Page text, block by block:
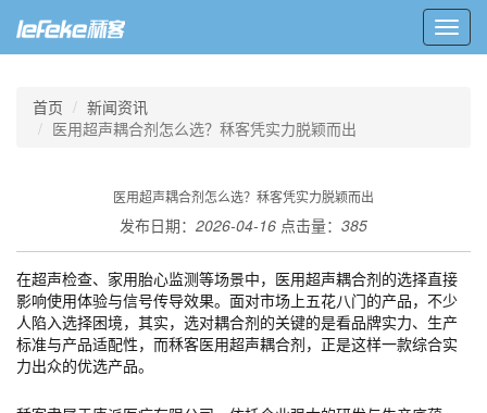
首页
新闻资讯
医用超声耦合剂怎么选？秝客凭实力脱颖而出
医用超声耦合剂怎么选？秝客凭实力脱颖而出
发布日期： 2026-04-16 点击量： 385
在超声检查、家用胎心监测等场景中，医用超声耦合剂的选择直接
影响使用体验与信号传导效果。面对市场上五花八门的产品，不少
人陷入选择困境，其实，选对耦合剂的关键的是看品牌实力、生产
标准与产品适配性，而秝客医用超声耦合剂，正是这样一款综合实
力出众的优选产品。